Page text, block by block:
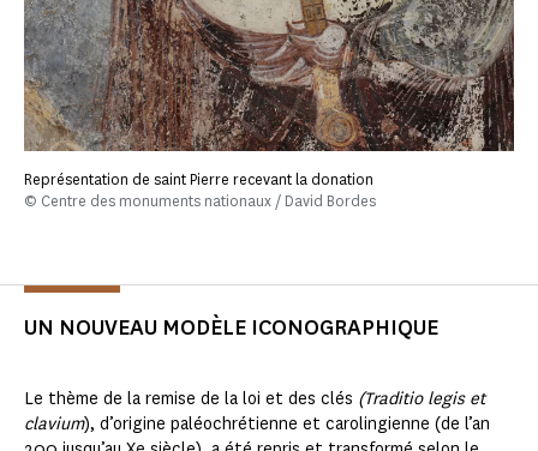
Représentation de saint Pierre recevant la donation
© Centre des monuments nationaux / David Bordes
UN NOUVEAU MODÈLE ICONOGRAPHIQUE
Le thème de la remise de la loi et des clés (Traditio legis et
clavium), d’origine paléochrétienne et carolingienne (de l’an